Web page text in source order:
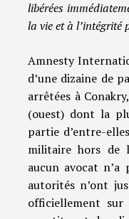
libérées
la vie et à l’intégrité
Amnesty
d’une dizaine de
arrêtées à
(ouest) dont la
partie d’entre-
militaire hors de
aucun avocat
autorités n’ont
officiellement sur